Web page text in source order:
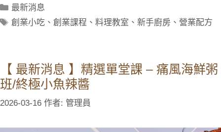
最新消息
創業小吃 、 創業課程 、料理教室 、新手廚房 、 營業配方
【 最新消息 】精選單堂課 – 痛風海鮮粥
班/終極小魚辣醬
2026-03-16 作者: 管理員